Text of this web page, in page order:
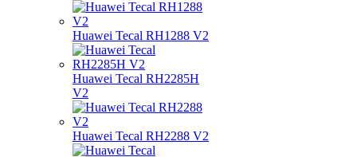
Huawei Tecal RH1288 V2
Huawei Tecal RH2285H
V2
Huawei Tecal RH2288 V2